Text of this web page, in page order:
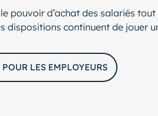
pouvoir d’achat des salariés
continuent de jouer
LES EMPLOYEURS